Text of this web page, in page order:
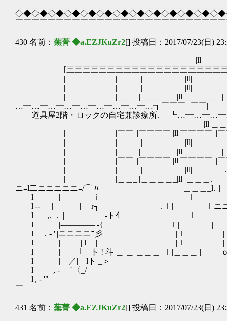
￣￣￣￣￣￣￣￣￣￣￣￣￣￣￣￣￣￣￣￣￣￣￣￣￣
430 名前： 蕪菁 ◆a.EZJKuZr2[] 投稿日：2017/07/23(日)
|ll| |
[三三三三三三三三三三三三三三三三三三三三三
|| | || |ll|
|| | || |ll|
|| |＿＿_||＿＿＿＿_|ll|＿
…━…━…━…━…━…━…━…━…┓￣
道具屋2階・ロックの自宅兼診療所.
|ll|＿＿＿＿
|| |￣￣ ||￣￣￣￣ |ll|￣
|| | || |ll|
|| |＿＿_||＿＿＿＿_|ll|＿
|| |￣￣ ||￣￣￣￣ |ll|￣
|| | || |ll| .|￣
|| |＿＿_||＿＿＿＿_|ll| ＿＿＿
ニﾆl二ニニニニニﾆ/⌒ ﾊ ――――――――― |＿＿＿_l.
l| || ｉ | |ｌ|
l|--― ||――― | r┐ .|ｌ
l|___,. ．|| ゝ-トｲ
l| ||-――――|-{ |ｌ| | |＿＿＿_|
l|_ ．- '||ニニニニﾆ彡 |ｌ| |
l| || | l| | | |ｌ| | |＿＿
l| || ｢ ト ! 斗 ＿ ＿ ＿＿＿ |ｌ|＿＿
l| || ／| lト _＞ | |＿
l| , - ´〈_/ └
l|, - '"
￣
431 名前： 蕪菁 ◆a.EZJKuZr2[] 投稿日：2017/07/23(日)